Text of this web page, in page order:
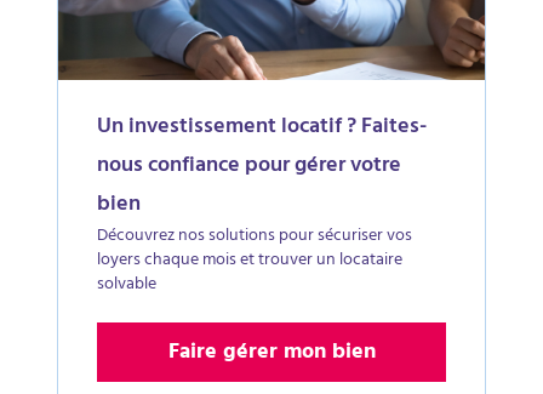
Un investissement locatif ? Faites-
nous confiance pour gérer votre
bien
Découvrez nos solutions pour sécuriser vos
loyers chaque mois et trouver un locataire
solvable
Faire gérer mon bien